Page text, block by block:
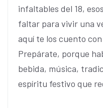
infaltables del 18,
faltar para vivir una
aquí te los cuento
Prepárate, porque
bebida, música,
espíritu festivo que